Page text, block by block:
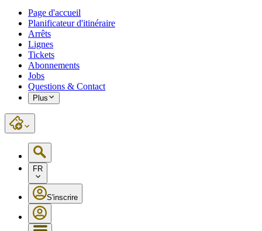
Page d'accueil
Planificateur d'itinéraire
Arrêts
Lignes
Tickets
Abonnements
Jobs
Questions & Contact
Plus
FR
S'inscrire